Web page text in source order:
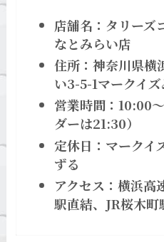
店舗名：タリーズ
なとみらい店
住所：神奈川県横
い3-5-1マークイ
営業時間：10:00
ダーは21:30）
定休日：マークイ
ずる
アクセス：横浜高
駅直結、JR桜木